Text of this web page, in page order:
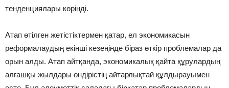
тенденциялары көрінді.
Атап өтілген жетістіктермен қатар, ел экономикасын
реформалаудың екінші кезеңінде біраз өткір проблемалар да
орын алды. Атап айтқанда, экономикалық қайта құрулардың
алғашқы жылдары өндірістің айтарлықтай құлдырауымен